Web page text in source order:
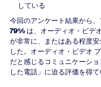
している
今回のアンケート結果から
79% は、オーディオ・ビデ
が非常に、またはある程度
した。オーディオ・ビデオ
だと感じるコミュニケーシ
した電話」に迫る評価を得て